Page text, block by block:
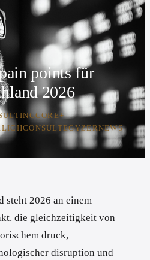
points für
2026
CORE+
NEWS
steht 2026 an einem
die gleichzeitigkeit von
druck,
disruption und